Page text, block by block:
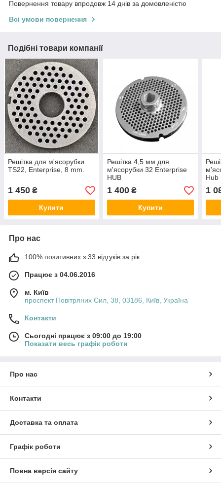
Повернення товару впродовж 14 днів за домовленістю
Всі умови повернення
Подібні товари компанії
Решітка для м'ясорубки
TS22, Enterprise, 8 mm.
1 450 ₴
Купити
Решітка 4,5 мм для
м'ясорубки 32 Enterprise
HUB
1 400₴
Купити
Hub
1
Про нас
100% позитивних з 33 відгуків за рік
Працює з 04.06.2016
м. Київ
проспект Повітряних Сил, 38, 03186, Київ, Україна
Контакти
Сьогодні працює з 09:00 до 19:00
Показати весь графік роботи
Про нас
Контакти
Доставка та оплата
Графік роботи
Повна версія сайту